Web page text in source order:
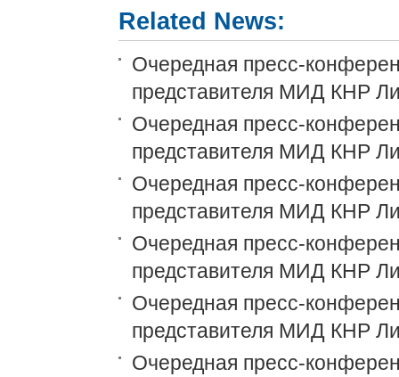
Related News:
Очередная пресс-
представителя МИД КНР
Очередная пресс-
представителя МИД КНР
Очередная пресс-
представителя МИД КНР
Очередная пресс-
представителя МИД КНР
Очередная пресс-
представителя МИД КНР
Очередная пресс-